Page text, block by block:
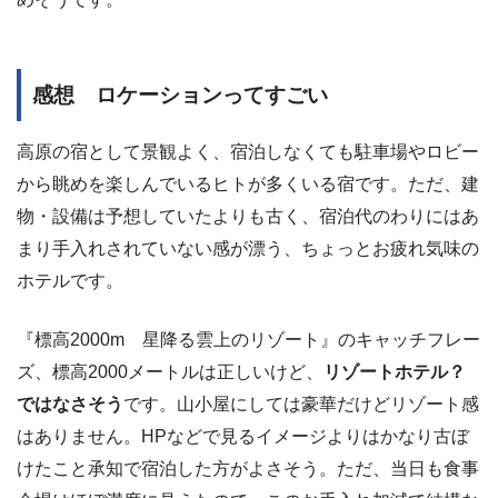
感想 ロケーションってすごい
高原の宿として景観よく、宿泊しなくても駐車場やロビー
から眺めを楽しんでいるヒトが多くいる宿です。ただ、建
物・設備は予想していたよりも古く、宿泊代のわりにはあ
まり手入れされていない感が漂う、ちょっとお疲れ気味の
ホテルです。
『標高2000m 星降る雲上のリゾート』のキャッチフレー
ズ、標高2000メートルは正しいけど、
リゾートホテル？
ではなさそう です。山小屋にしては豪華だけどリゾート感
はありません。HPなどで見るイメージよりはかなり古ぼ
けたこと承知で宿泊した方がよさそう。ただ、当日も食事